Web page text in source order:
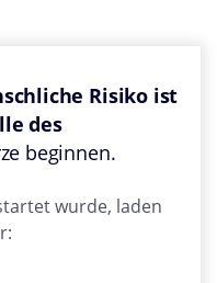
Risiko ist
des
beginnen.
wurde, laden